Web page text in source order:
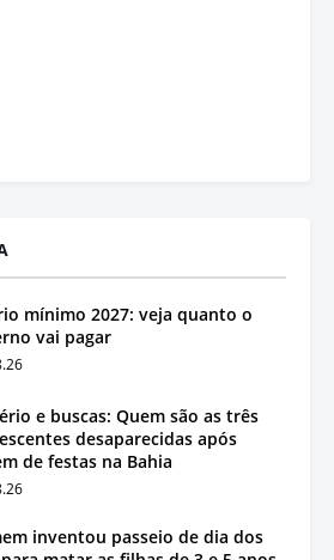
mínimo 2027: veja quanto o
vai pagar
e buscas: Quem são as três
desaparecidas após
de festas na Bahia
inventou passeio de dia dos